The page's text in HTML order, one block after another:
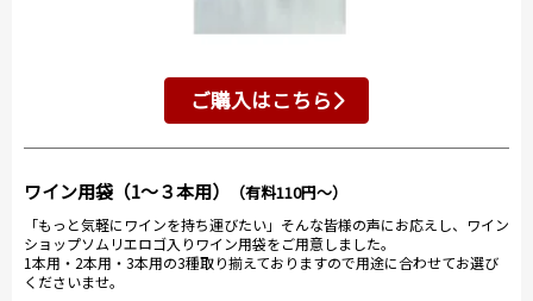
ご購入はこちら
ワイン用袋（1～３本用） （有料110円～）
「もっと気軽にワインを持ち運びたい」そんな皆様の声にお応えし、ワイン
ショップソムリエロゴ入りワイン用袋をご用意しました。
1本用・2本用・3本用の3種取り揃えておりますので用途に合わせてお選び
くださいませ。